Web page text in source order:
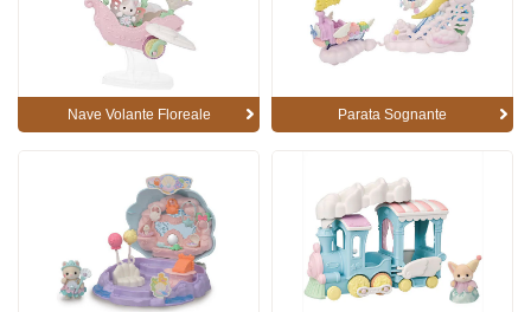
Nave Volante Floreale Parata Sognante